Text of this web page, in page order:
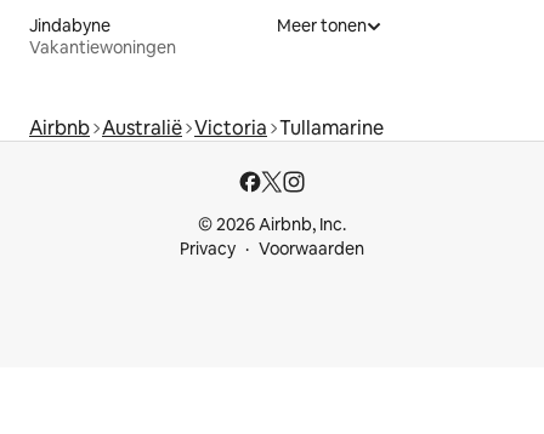
Jindabyne
Vakantiewoningen
Meer tonen
Airbnb Australië Victoria Tullamarine
© 2026 Airbnb, Inc.
Privacy
Voorwaarden